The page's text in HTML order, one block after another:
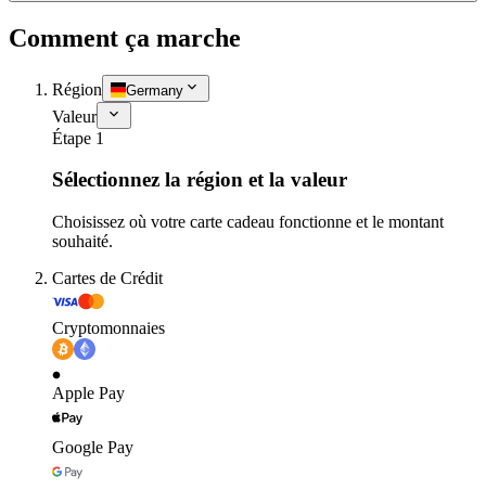
Comment ça marche
Région Germany
Valeur
Étape 1
Sélectionnez la région et la valeur
Choisissez où votre carte cadeau fonctionne et le montant
souhaité.
Cartes de Crédit
Cryptomonnaies
Apple Pay
Google Pay